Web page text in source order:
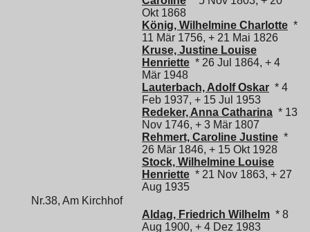
Okt 1868
König, Wilhelmine Charlotte *
11 Mär 1756, + 21 Mai 1826
Kruse, Justine Louise
Henriette * 26 Jul 1864, + 4
Mär 1948
Lauterbach, Adolf Oskar * 4
Feb 1937, + 15 Jul 1953
Redeker, Anna Catharina * 13
Nov 1746, + 3 Mär 1807
Rehmert, Caroline Justine *
26 Mär 1846, + 15 Okt 1928
Stock, Wilhelmine Louise
Henriette * 21 Nov 1863, + 27
Aug 1935
Nr.38, Am Kirchhof
Aldag, Friedrich Wilhelm * 8
Aug 1900, + 4 Dez 1983